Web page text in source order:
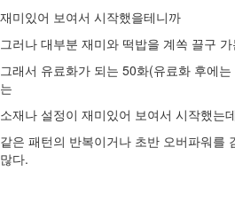
재미있어 보여서 시작했을테니까
그러나 대부분 재미와 떡밥을 계쏙 끌구
그래서 유료화가 되는 50화(유료화 후에
는
소재나 설정이 재미있어 보여서 시작했는
같은 패턴의 반복이거나 초반 오버파워를
많다.